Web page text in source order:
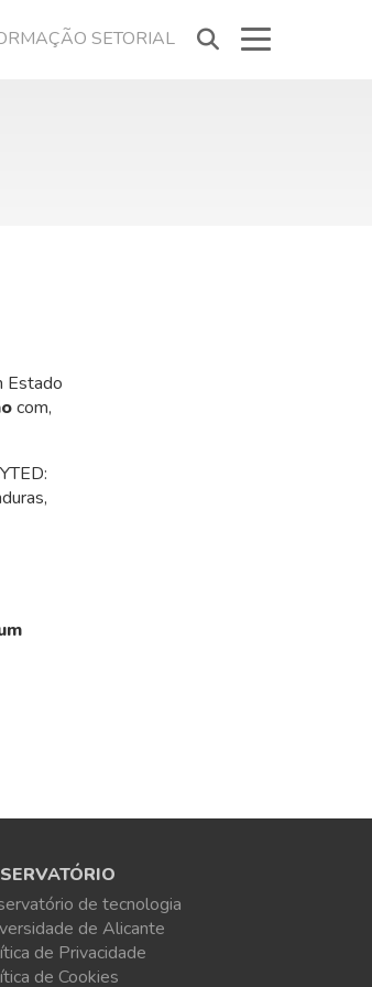
SETORIAL
Estado
com,
de tecnologia
de Alicante
de Privacidade
de Cookies